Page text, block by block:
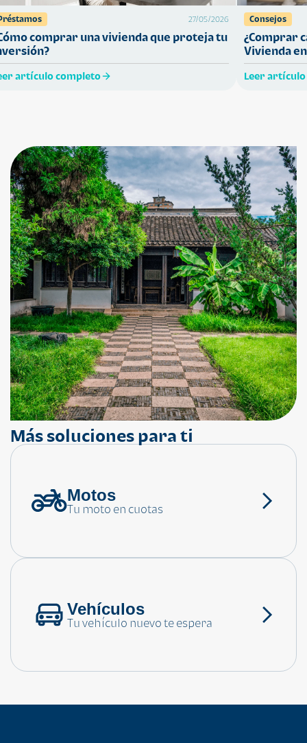
27/05/2026
comprar una vivienda que proteja tu
artículo completo
Consejos
¿Comprar
Vivienda
Leer
¿Necesitas ayuda?
Más soluciones para ti
Motos
Tu moto en cuotas
Vehículos
Tu vehículo nuevo te espera